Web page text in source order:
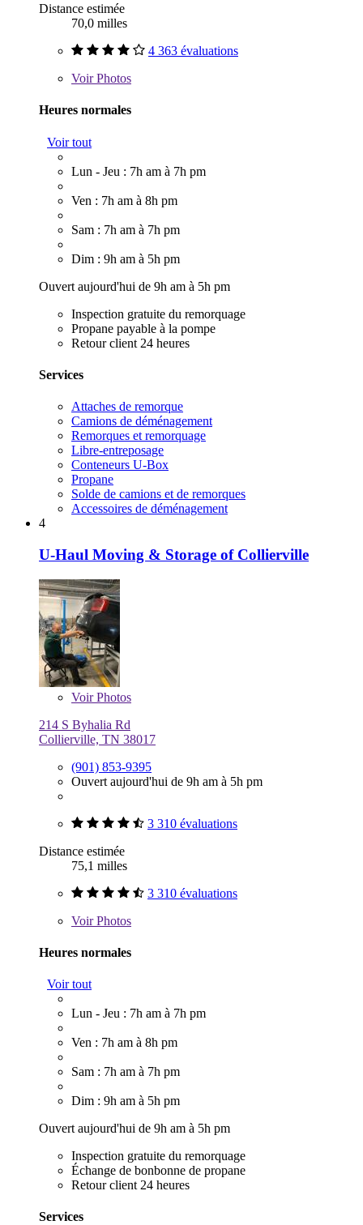
Distance estimée
70,0 milles
4 363 évaluations
VoirPhotos
Heures normales
Voir tout
Lun - Jeu : 7h am à 7h pm
Ven : 7h am à 8h pm
Sam : 7h am à 7h pm
Dim : 9h am à 5h pm
Ouvert aujourd'hui de 9h am à 5h pm
Inspection gratuite du remorquage
Propane payable à la pompe
Retour client 24 heures
Services
Attaches de remorque
Camions de déménagement
Remorques et remorquage
Libre-entreposage
Conteneurs U-Box
Propane
Solde de camions et de remorques
Accessoires de déménagement
4
U-Haul Moving & Storage of Collierville
VoirPhotos
214 S Byhalia Rd
Collierville, TN 38017
(901) 853-9395
Ouvert aujourd'hui de 9h am à 5h pm
3 310 évaluations
Distance estimée
75,1 milles
3 310 évaluations
VoirPhotos
Heures normales
Voir tout
Lun - Jeu : 7h am à 7h pm
Ven : 7h am à 8h pm
Sam : 7h am à 7h pm
Dim : 9h am à 5h pm
Ouvert aujourd'hui de 9h am à 5h pm
Inspection gratuite du remorquage
Échange de bonbonne de propane
Retour client 24 heures
Services